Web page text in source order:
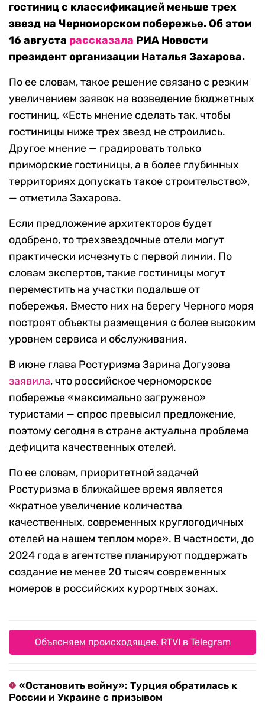
гостиниц с классификацией меньше трех
звезд на Черноморском побережье. Об этом
16 августа рассказала РИА Новости
президент организации Наталья Захарова.
По ее словам, такое решение связано с резким
увеличением заявок на возведение бюджетных
гостиниц. «Есть мнение сделать так, чтобы
гостиницы ниже трех звезд не строились.
Другое мнение — градировать только
приморские гостиницы, а в более глубинных
территориях допускать такое строительство»,
— отметила Захарова.
Если предложение архитекторов будет
одобрено, то трехзвездочные отели могут
практически исчезнуть с первой линии. По
словам экспертов, такие гостиницы могут
переместить на участки подальше от
побережья. Вместо них на берегу Черного моря
построят объекты размещения с более высоким
уровнем сервиса и обслуживания.
В июне глава Ростуризма Зарина Догузова
заявила, что российское черноморское
побережье «максимально загружено»
туристами — спрос превысил предложение,
поэтому сегодня в стране актуальна проблема
дефицита качественных отелей.
По ее словам, приоритетной задачей
Ростуризма в ближайшее время является
«кратное увеличение количества
качественных, современных круглогодичных
отелей на нашем теплом море». В частности, до
2024 года в агентстве планируют поддержать
создание не менее 20 тысяч современных
номеров в российских курортных зонах.
Объясняем происходящее. RTVI в Telegram
«Остановить войну»: Турция обратилась к
России и Украине с призывом